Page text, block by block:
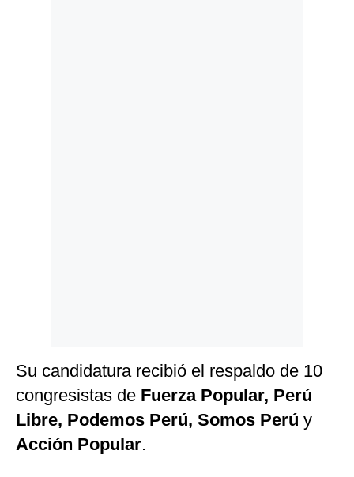
Su candidatura recibió el respaldo de 10
congresistas de Fuerza Popular, Perú
Libre, Podemos Perú, Somos Perú y
Acción Popular.